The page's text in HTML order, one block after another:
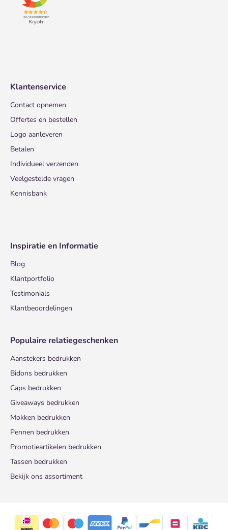
Klantenservice
Contact opnemen
Offertes en bestellen
Logo aanleveren
Betalen
Individueel verzenden
Veelgestelde vragen
Kennisbank
Inspiratie en Informatie
Blog
Klantportfolio
Testimonials
Klantbeoordelingen
Populaire relatiegeschenken
Aanstekers bedrukken
Bidons bedrukken
Caps bedrukken
Giveaways bedrukken
Mokken bedrukken
Pennen bedrukken
Promotieartikelen bedrukken
Tassen bedrukken
Bekijk ons assortiment